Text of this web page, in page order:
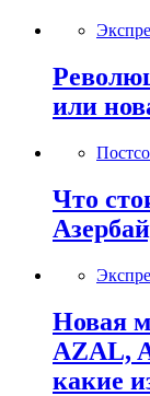
или
Что
Новая
AZAL,
какие